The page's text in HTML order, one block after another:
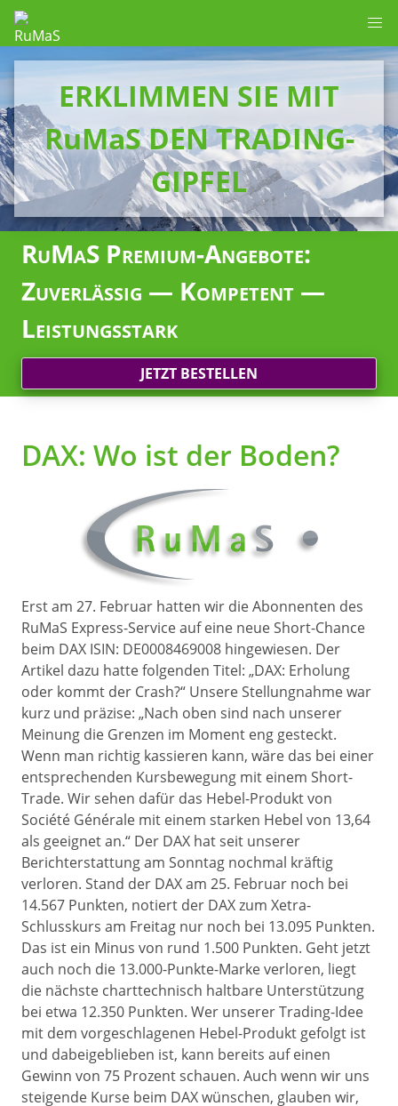
ERKLIMMEN SIE MIT
RuMaS DEN TRADING-
GIPFEL
RuMaS Premium-Angebote:
Zuverlässig — Kompetent —
Leistungsstark
JETZT BESTELLEN
DAX: Wo ist der Boden?
Erst am 27. Februar hatten wir die Abonnenten des
RuMaS Express-Service auf eine neue Short-Chance
beim DAX ISIN: DE0008469008 hingewiesen. Der
Artikel dazu hatte folgenden Titel: „DAX: Erholung
oder kommt der Crash?“ Unsere Stellungnahme war
kurz und präzise: „Nach oben sind nach unserer
Meinung die Grenzen im Moment eng gesteckt.
Wenn man richtig kassieren kann, wäre das bei einer
entsprechenden Kursbewegung mit einem Short-
Trade. Wir sehen dafür das Hebel-Produkt von
Société Générale mit einem starken Hebel von 13,64
als geeignet an.“ Der DAX hat seit unserer
Berichterstattung am Sonntag nochmal kräftig
verloren. Stand der DAX am 25. Februar noch bei
14.567 Punkten, notiert der DAX zum Xetra-
Schlusskurs am Freitag nur noch bei 13.095 Punkten.
Das ist ein Minus von rund 1.500 Punkten. Geht jetzt
auch noch die 13.000-Punkte-Marke verloren, liegt
die nächste charttechnisch haltbare Unterstützung
bei etwa 12.350 Punkten. Wer unserer Trading-Idee
mit dem vorgeschlagenen Hebel-Produkt gefolgt ist
und dabeigeblieben ist, kann bereits auf einen
Gewinn von 75 Prozent schauen. Auch wenn wir uns
steigende Kurse beim DAX wünschen, glauben wir,